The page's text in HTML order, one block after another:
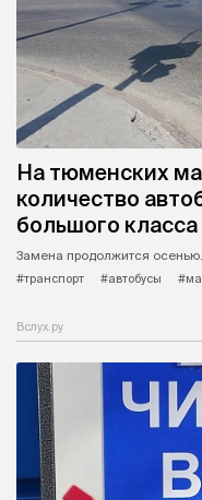
На тюменских
количество
большого класса
Замена продолжится осенью.
#транспорт
#автобусы
Вслух.ру